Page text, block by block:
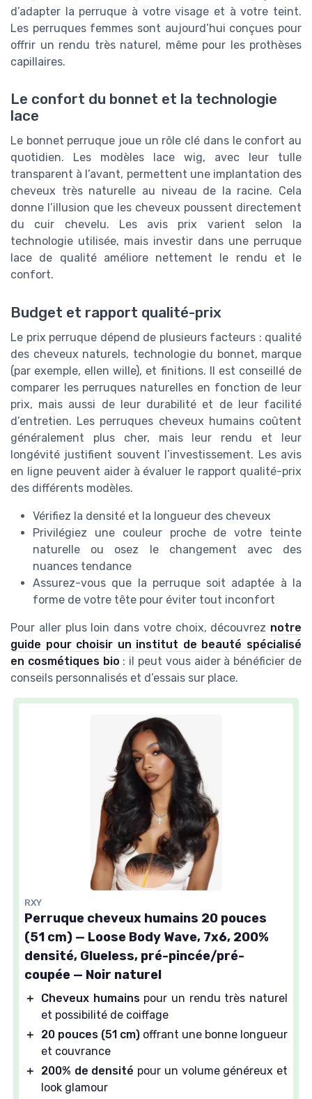
d’adapter la perruque à votre visage et à votre teint.
Les perruques femmes sont aujourd’hui conçues pour
offrir un rendu très naturel, même pour les prothèses
capillaires.
Le confort du bonnet et la technologie
lace
Le bonnet perruque joue un rôle clé dans le confort au
quotidien. Les modèles lace wig, avec leur tulle
transparent à l’avant, permettent une implantation des
cheveux très naturelle au niveau de la racine. Cela
donne l’illusion que les cheveux poussent directement
du cuir chevelu. Les avis prix varient selon la
technologie utilisée, mais investir dans une perruque
lace de qualité améliore nettement le rendu et le
confort.
Budget et rapport qualité-prix
Le prix perruque dépend de plusieurs facteurs : qualité
des cheveux naturels, technologie du bonnet, marque
(par exemple, ellen wille), et finitions. Il est conseillé de
comparer les perruques naturelles en fonction de leur
prix, mais aussi de leur durabilité et de leur facilité
d’entretien. Les perruques cheveux humains coûtent
généralement plus cher, mais leur rendu et leur
longévité justifient souvent l’investissement. Les avis
en ligne peuvent aider à évaluer le rapport qualité-prix
des différents modèles.
Vérifiez la densité et la longueur des cheveux
Privilégiez une couleur proche de votre teinte
naturelle ou osez le changement avec des
nuances tendance
Assurez-vous que la perruque soit adaptée à la
forme de votre tête pour éviter tout inconfort
Pour aller plus loin dans votre choix, découvrez notre
guide pour choisir un institut de beauté spécialisé
en cosmétiques bio : il peut vous aider à bénéficier de
conseils personnalisés et d’essais sur place.
RXY
Perruque cheveux humains 20 pouces
(51 cm) — Loose Body Wave, 7x6, 200%
densité, Glueless, pré-pincée/pré-
coupée — Noir naturel
＋ Cheveux humainspour un rendu très naturel
et possibilité de coiffage
＋
20 pouces (51 cm) offrant une bonne longueur
et couvrance
＋
200% de densité pour un volume généreux et
look glamour